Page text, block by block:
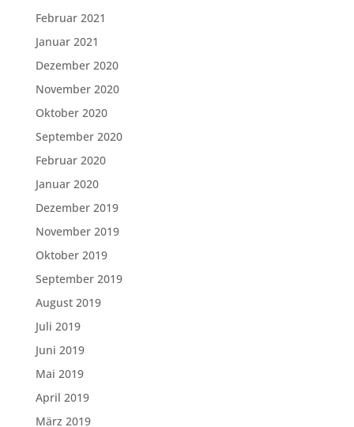
Februar 2021
Januar 2021
Dezember 2020
November 2020
Oktober 2020
September 2020
Februar 2020
Januar 2020
Dezember 2019
November 2019
Oktober 2019
September 2019
August 2019
Juli 2019
Juni 2019
Mai 2019
April 2019
März 2019